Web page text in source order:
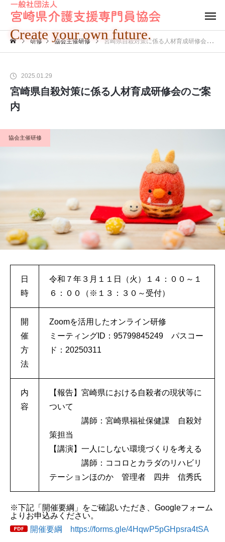
Create your own future.
研修 協会主催研修 宮崎県自殺対策に係る人材育成研修会のご案内
2025.01.29
宮崎県自殺対策に係る人材育成研修会のご案
内
協会主催研修
日
時
令和７年３月１１日（火）１４：００～１
６：００（※１３：３０～受付）
開
催
方
法
Zoomを活用したオンライン研修
ミーティングID：95799845249 パスコー
ド：20250311
内
容
【報告】宮崎県における自殺者の現状等に
ついて
講師：宮崎県福祉保健課 自殺対
策担当
【講演】一人にしない環境づくりを考える
講師：ココロとカラダのリハビリ
テーションほのか 管理者 四井 信秀氏
※下記「開催要綱」をご確認いただき、Googleフォーム
よりお申込みください。
開催要綱
https://forms.gle/4HqwP5pGHpsra4tSA